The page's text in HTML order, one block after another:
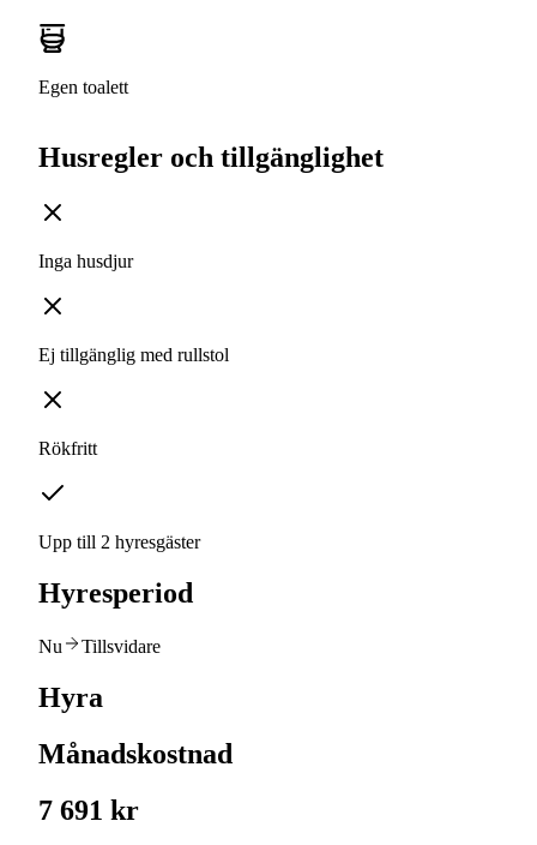
Egen toalett
Husregler och tillgänglighet
Inga husdjur
Ej tillgänglig med rullstol
Rökfritt
Upp till 2 hyresgäster
Hyresperiod
Nu Tillsvidare
Hyra
Månadskostnad
7 691 kr